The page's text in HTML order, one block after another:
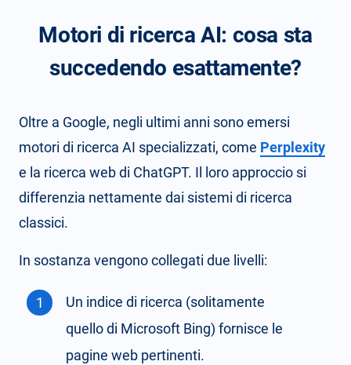
Motori di ricerca AI: cosa sta
succedendo esattamente?
Oltre a Google, negli ultimi anni sono emersi
motori di ricerca AI specializzati, come Perplexity
e la ricerca web di ChatGPT. Il loro approccio si
differenzia nettamente dai sistemi di ricerca
classici.
In sostanza vengono collegati due livelli:
Un indice di ricerca (solitamente
quello di Microsoft Bing) fornisce le
pagine web pertinenti.